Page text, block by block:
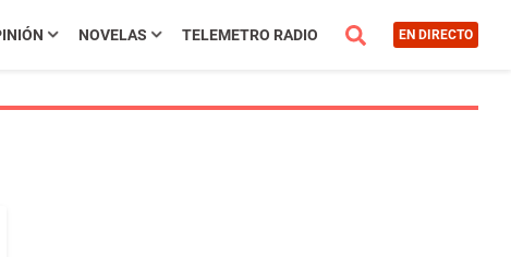
NOVELAS TELEMETRO RADIO EN DIRECTO